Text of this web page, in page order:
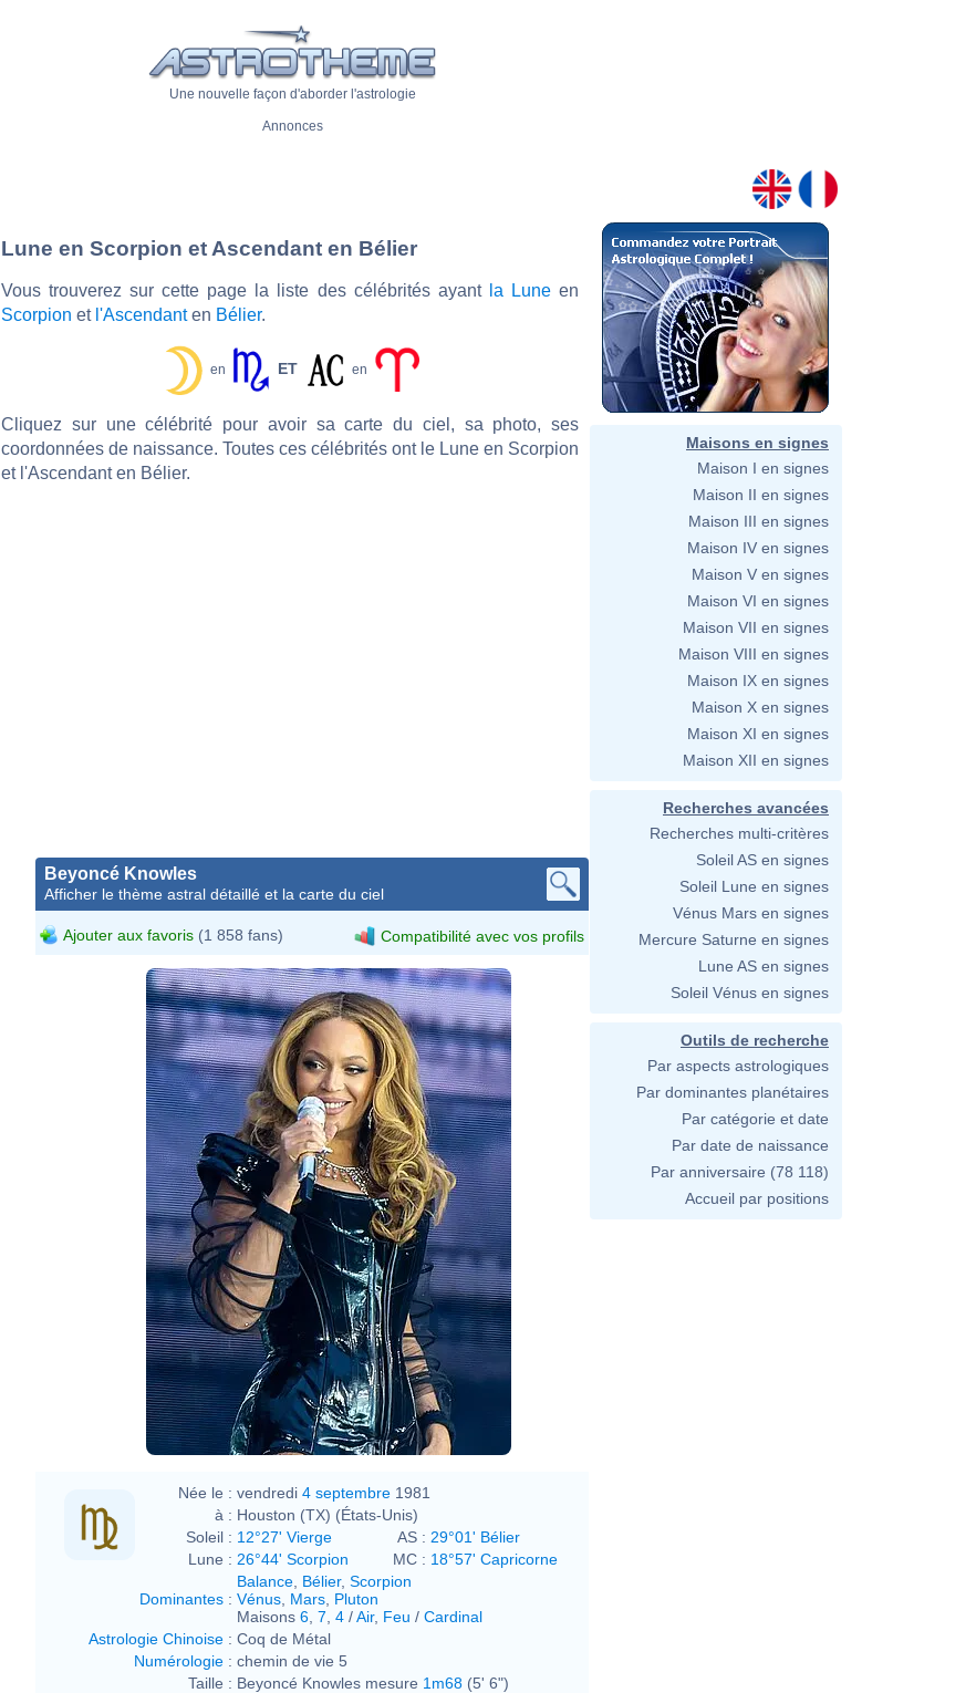
Une nouvelle façon d'aborder l'astrologie
Annonces
Lune en Scorpion et Ascendant en Bélier
Vous trouverez sur cette page la liste des célébrités ayant la Luneen
Scorpion et l'Ascendanten Bélier.
en ET en
Cliquez sur une célébrité pour avoir sa carte du ciel, sa photo, ses
coordonnées de naissance. Toutes ces célébrités ont le Lune en Scorpion
et l'Ascendant en Bélier.
Beyoncé Knowles
Afficher le thème astral détaillé et la carte du ciel
Ajouter aux favoris (1 858 fans) Compatibilité avec vos profils
Née le : vendredi 4 septembre 1981
à : Houston (TX) (États-Unis)
Soleil : 12°27' Vierge AS : 29°01' Bélier
Lune : 26°44' Scorpion MC : 18°57' Capricorne
Dominantes :
Balance Bélier, Scorpion
Vénus Mars Pluton
Maisons 6 7 4 /Air, Feu / Cardinal
Astrologie Chinoise : Coq de Métal
Numérologie : chemin de vie 5
Taille : Beyoncé Knowles mesure 1m68 (5' 6")
Maisons en signes
Maison I en signes
Maison II en signes
Maison III en signes
Maison IV en signes
Maison V en signes
Maison VI en signes
Maison VII en signes
Maison VIII en signes
Maison IX en signes
Maison X en signes
Maison XI en signes
Maison XII en signes
Recherches avancées
Recherches multi-critères
Soleil AS en signes
Soleil Lune en signes
Vénus Mars en signes
Mercure Saturne en signes
Lune AS en signes
Soleil Vénus en signes
Outils de recherche
Par aspects astrologiques
Par dominantes planétaires
Par catégorie et date
Par date de naissance
Par anniversaire (78 118)
Accueil par positions